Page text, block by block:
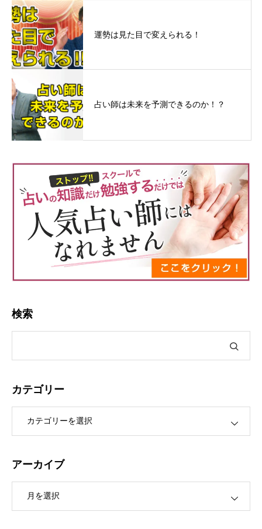
運勢は見た目で変えられる！
占い師は未来を予測できるのか！？
検索
カテゴリー
アーカイブ